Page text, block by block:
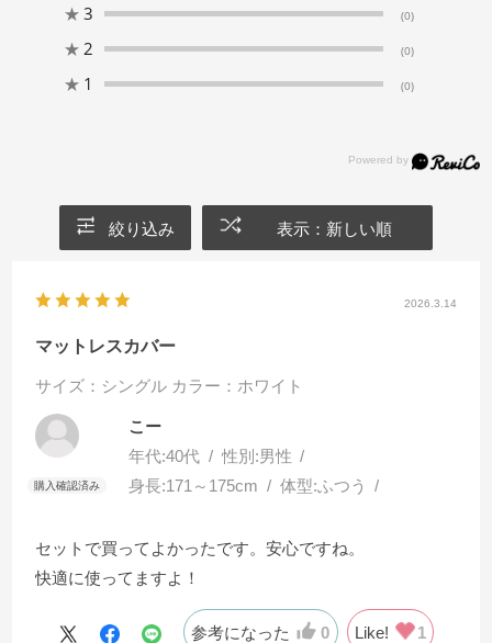
★ 3 (0)
★ 2 (0)
★ 1 (0)
絞り込み 表示：新しい順
2026.3.14
マットレスカバー
サイズ：シングル カラー：ホワイト
こー
年代:40代 性別:男性
身長:171～175cm 体型:ふつう
セットで買ってよかったです。安心ですね。
快適に使ってますよ！
参考になった 0 Like! 1